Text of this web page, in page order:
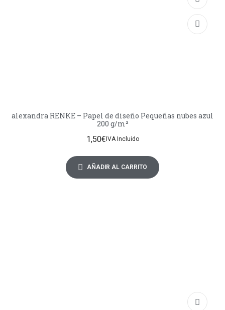
alexandra RENKE – Papel de diseño Pequeñas nubes azul
200 g/m²
1,50€ IVA Incluido
AÑADIR AL CARRITO